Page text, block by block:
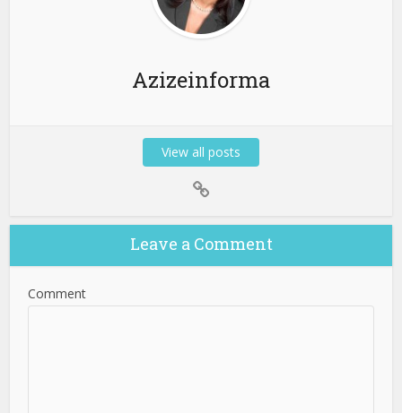
Azizeinforma
View all posts
Leave a Comment
Comment